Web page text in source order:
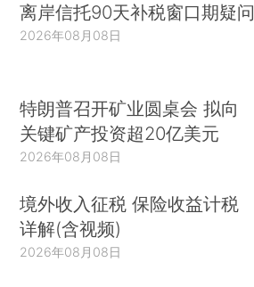
离岸信托90天补税窗口期疑问
2026年08月08日
特朗普召开矿业圆桌会 拟向
关键矿产投资超20亿美元
2026年08月08日
境外收入征税 保险收益计税
详解(含视频)
2026年08月08日